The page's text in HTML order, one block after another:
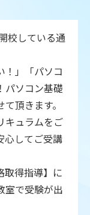
校している通
！」「パソコ
パソコン基礎
頂きます。
キュラムをご
心してご受講
取得指導】に
室で受験が出